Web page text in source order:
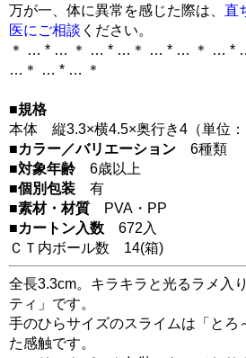
万が一、体に異常を感じた際は、 直
医にご相談 ください。
＊ … * … ＊ … * …＊ … * … ＊ … *
…＊ … * … ＊
■規格
本体 縦3.3×横4.5×奥行き4（単位：
■カラー／バリエーション 6種類
■対象年齢 6歳以上
■個別包装 有
■素材・材質 PVA・PP
■カートン入数 672入
ＣＴ内ボール数 14(箱)
全長3.3cm。キラキラと光るラメ入
ティ」です。
手のひらサイズのスライムは「とろ
た感触です。